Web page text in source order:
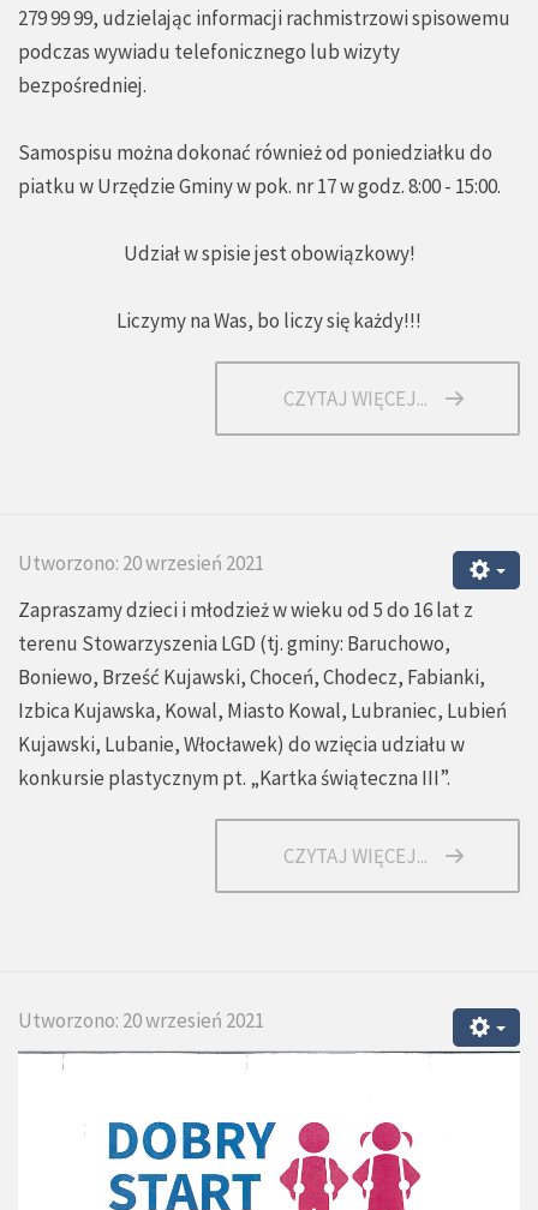
279 99 99, udzielając informacji rachmistrzowi spisowemu
podczas wywiadu telefonicznego lub wizyty
bezpośredniej.
Samospisu można dokonać również od poniedziałku do
piatku w Urzędzie Gminy w pok. nr 17 w godz. 8:00 - 15:00.
Udział w spisie jest obowiązkowy!
Liczymy na Was, bo liczy się każdy!!!
CZYTAJ WIĘCEJ...
Utworzono: 20 wrzesień 2021
Zapraszamy dzieci i młodzież w wieku od 5 do 16 lat z
terenu Stowarzyszenia LGD (tj. gminy: Baruchowo,
Boniewo, Brześć Kujawski, Choceń, Chodecz, Fabianki,
Izbica Kujawska, Kowal, Miasto Kowal, Lubraniec, Lubień
Kujawski, Lubanie, Włocławek) do wzięcia udziału w
konkursie plastycznym pt. „Kartka świąteczna III”.
CZYTAJ WIĘCEJ...
Utworzono: 20 wrzesień 2021